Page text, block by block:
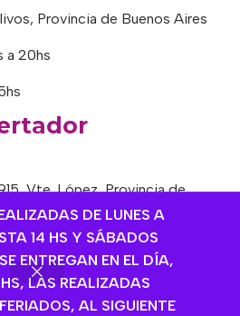
DE LUNES A
14 HS Y SÁBADOS
ENTREGAN EN EL DÍA,
LAS REALIZADAS
AL SIGUIENTE
Provincia de Buenos Aires
a 20hs
Vte. López, Provincia de
a 13hs / 16hs a 20hs